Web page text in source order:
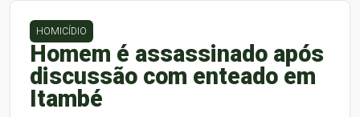
HOMICÍDIO
Homem é assassinado após
discussão com enteado em
Itambé